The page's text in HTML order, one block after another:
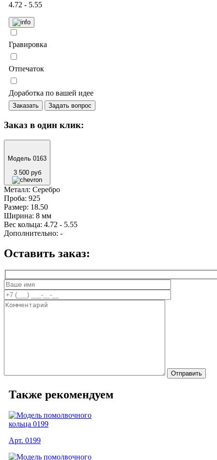
4.72 - 5.55
Гравировка
Отпечаток
Доработка по вашей идее
Заказать Задать вопрос
Заказ в один клик:
Модель 0163
3 500 руб
Металл: Серебро
Проба: 925
Размер: 18.50
Ширина: 8 мм
Вес кольца: 4.72 - 5.55
Дополнительно: -
Оставить заказ:
Также рекомендуем
Арт. 0199